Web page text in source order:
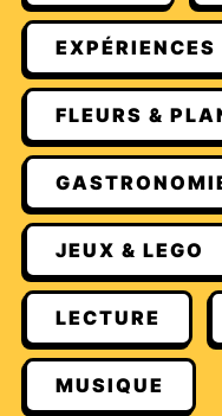
EXPÉRIENCES
FLEURS &
JEUX & LEGO
LECTURE
MUSIQUE